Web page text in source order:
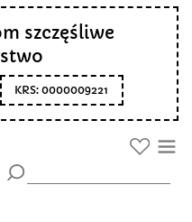
szczęśliwe
KRS: 0000009221